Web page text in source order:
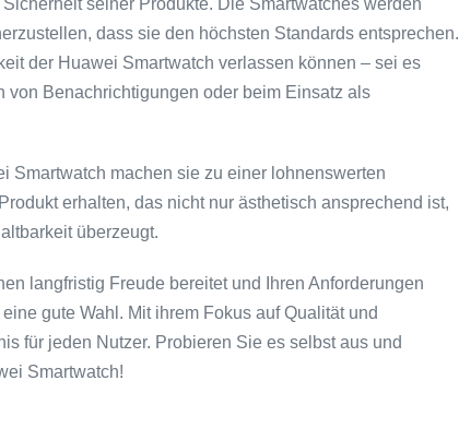
seiner Produkte. Die Smartwatches werden
dass sie den höchsten Standards entsprechen.
der Huawei Smartwatch verlassen können – sei es
von Benachrichtigungen oder beim Einsatz als
Smartwatch machen sie zu einer lohnenswerten
erhalten, das nicht nur ästhetisch ansprechend ist,
überzeugt.
langfristig Freude bereitet und Ihren Anforderungen
gute Wahl. Mit ihrem Fokus auf Qualität und
für jeden Nutzer. Probieren Sie es selbst aus und
Smartwatch!